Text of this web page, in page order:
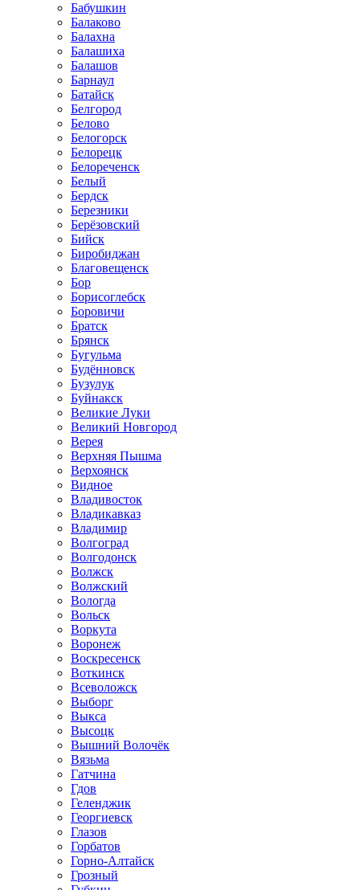
Бабушкин
Балаково
Балахна
Балашиха
Балашов
Барнаул
Батайск
Белгород
Белово
Белогорск
Белорецк
Белореченск
Белый
Бердск
Березники
Берёзовский
Бийск
Биробиджан
Благовещенск
Бор
Борисоглебск
Боровичи
Братск
Брянск
Бугульма
Будённовск
Бузулук
Буйнакск
Великие Луки
Великий Новгород
Верея
Верхняя Пышма
Верхоянск
Видное
Владивосток
Владикавказ
Владимир
Волгоград
Волгодонск
Волжск
Волжский
Вологда
Вольск
Воркута
Воронеж
Воскресенск
Воткинск
Всеволожск
Выборг
Выкса
Высоцк
Вышний Волочёк
Вязьма
Гатчина
Гдов
Геленджик
Георгиевск
Глазов
Горбатов
Горно-Алтайск
Грозный